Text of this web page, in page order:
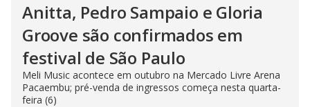
Anitta, Pedro Sampaio e Gloria
Groove são confirmados em
festival de São Paulo
Meli Music acontece em outubro na Mercado Livre Arena
Pacaembu; pré-venda de ingressos começa nesta quarta-
feira (6)